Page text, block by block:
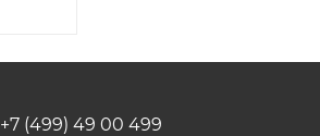
+7 (499) 49 00 499